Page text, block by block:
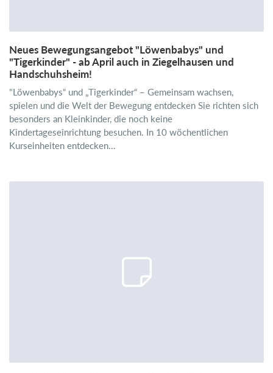
Neues Bewegungsangebot "Löwenbabys" und
"Tigerkinder" - ab April auch in Ziegelhausen und
Handschuhsheim!
"Löwenbabys“ und „Tigerkinder“ – Gemeinsam wachsen,
spielen und die Welt der Bewegung entdecken Sie richten sich
besonders an Kleinkinder, die noch keine
Kindertageseinrichtung besuchen. In 10 wöchentlichen
Kurseinheiten entdecken...